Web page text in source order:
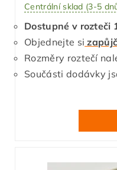
Centrální sklad (3-5
Dostupné v rozteči
Objednejte si
Rozměry roztečí
Součásti dodávky